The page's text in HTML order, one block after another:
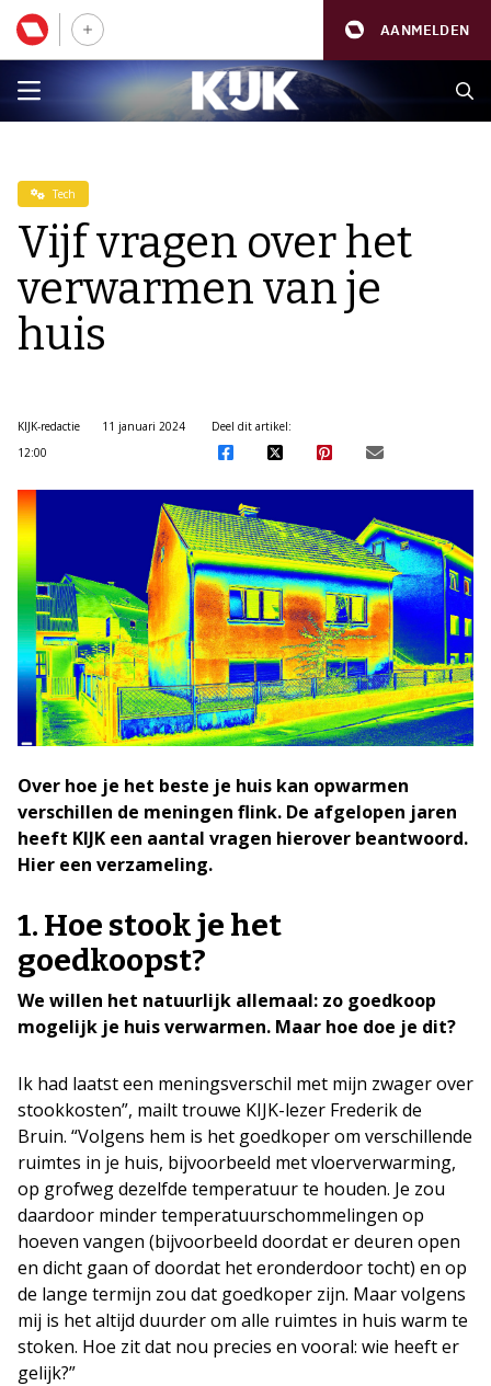
AANMELDEN
Tech
Vijf vragen over het
verwarmen van je
huis
KIJK-redactie
11 januari 2024
12:00
Deel dit artikel:
Over hoe je het beste je huis kan opwarmen
verschillen de meningen flink. De afgelopen jaren
heeft KIJK een aantal vragen hierover beantwoord.
Hier een verzameling.
1. Hoe stook je het
goedkoopst?
We willen het natuurlijk allemaal: zo goedkoop
mogelijk je huis verwarmen. Maar hoe doe je dit?
Ik had laatst een meningsverschil met mijn zwager over
stookkosten”, mailt trouwe KIJK-lezer Frederik de
Bruin. “Volgens hem is het goedkoper om verschillende
ruimtes in je huis, bijvoorbeeld met vloerverwarming,
op grofweg dezelfde temperatuur te houden. Je zou
daardoor minder temperatuurschommelingen op
hoeven vangen (bijvoorbeeld doordat er deuren open
en dicht gaan of doordat het eronderdoor tocht) en op
de lange termijn zou dat goedkoper zijn. Maar volgens
mij is het altijd duurder om alle ruimtes in huis warm te
stoken. Hoe zit dat nou precies en vooral: wie heeft er
gelijk?”